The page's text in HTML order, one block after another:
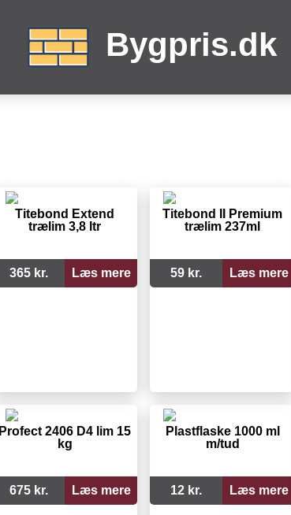
Bygpris.dk
Titebond Extend
trælim 3,8 ltr
365 kr. Læs mere
Titebond II Premium
trælim 237ml
59 kr. Læs mere
Profect 2406 D4 lim 15
kg
675 kr. Læs mere
Plastflaske 1000 ml
m/tud
12 kr. Læs mere